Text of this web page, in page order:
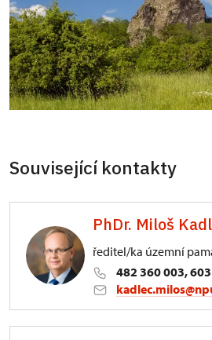
Související kontakty
PhDr. Miloš
ředitel/ka územní
482 360 003,